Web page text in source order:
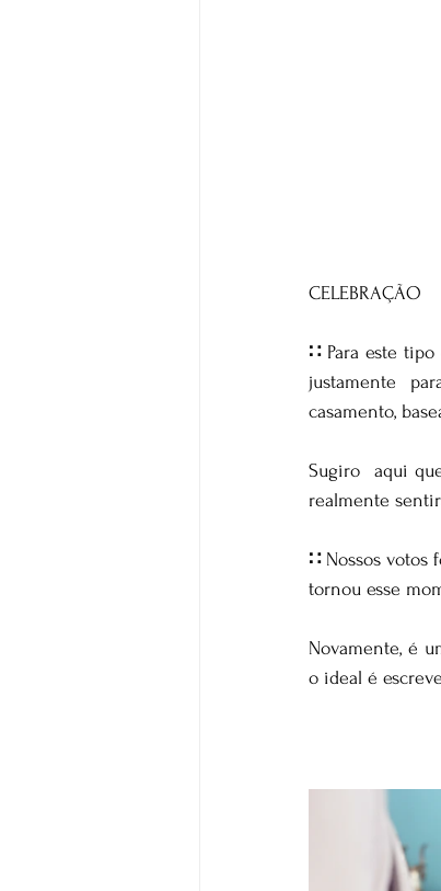
CELEBRAÇÃO
∷ Para este
justamente
casamento,
Sugiro  aqui
realmente
∷ Nossos votos
tornou esse
Novamente, é
o ideal é